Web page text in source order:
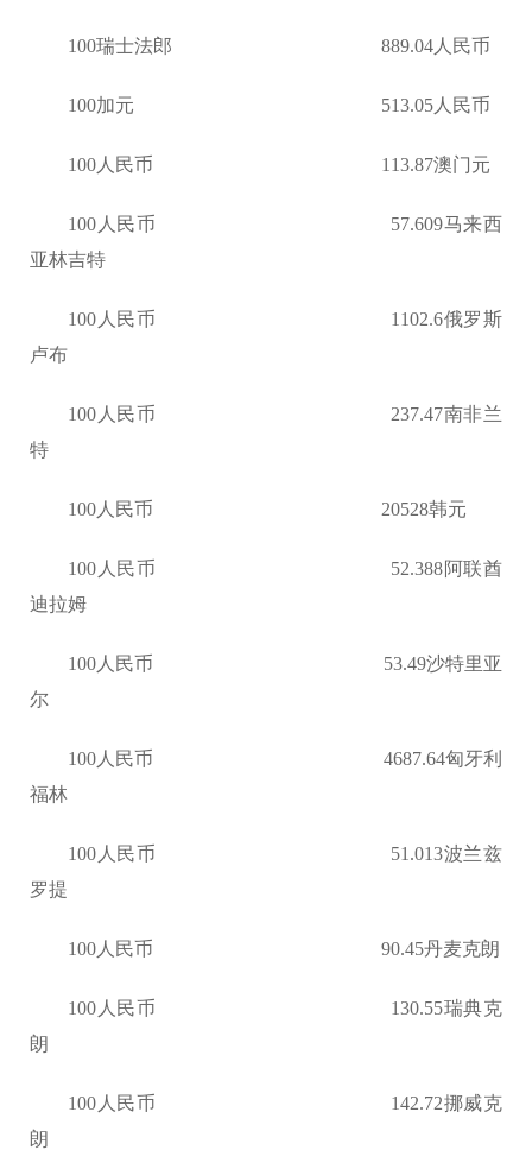
100瑞士法郎 889.04人民币
100加元 513.05人民币
100人民币 113.87澳门元
100人民币 57.609马来西
亚林吉特
100人民币 1102.6俄罗斯
卢布
100人民币 237.47南非兰
特
100人民币 20528韩元
100人民币 52.388阿联酋
迪拉姆
100人民币 53.49沙特里亚
尔
100人民币 4687.64匈牙利
福林
100人民币 51.013波兰兹
罗提
100人民币 90.45丹麦克朗
100人民币 130.55瑞典克
朗
100人民币 142.72挪威克
朗